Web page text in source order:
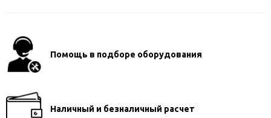
Помощь в подборе оборудования
Наличный и безналичный расчет